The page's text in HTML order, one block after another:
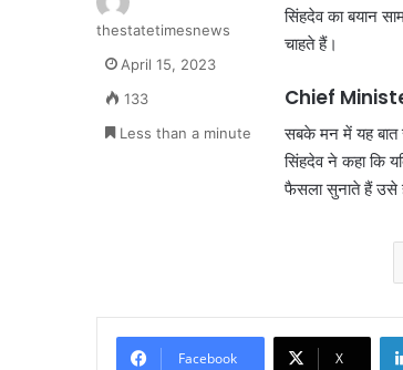
सिंहदेव का बयान
चाहते हैं।
Chief
सबके मन में यह बात
सिंहदेव ने कहा कि
फैसला सुनाते हैं उसे
thestatetimesnews
April 15, 2023
133
Less than a minute
Facebook X